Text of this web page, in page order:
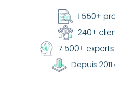
1 550+
240+
7 500+
Depuis